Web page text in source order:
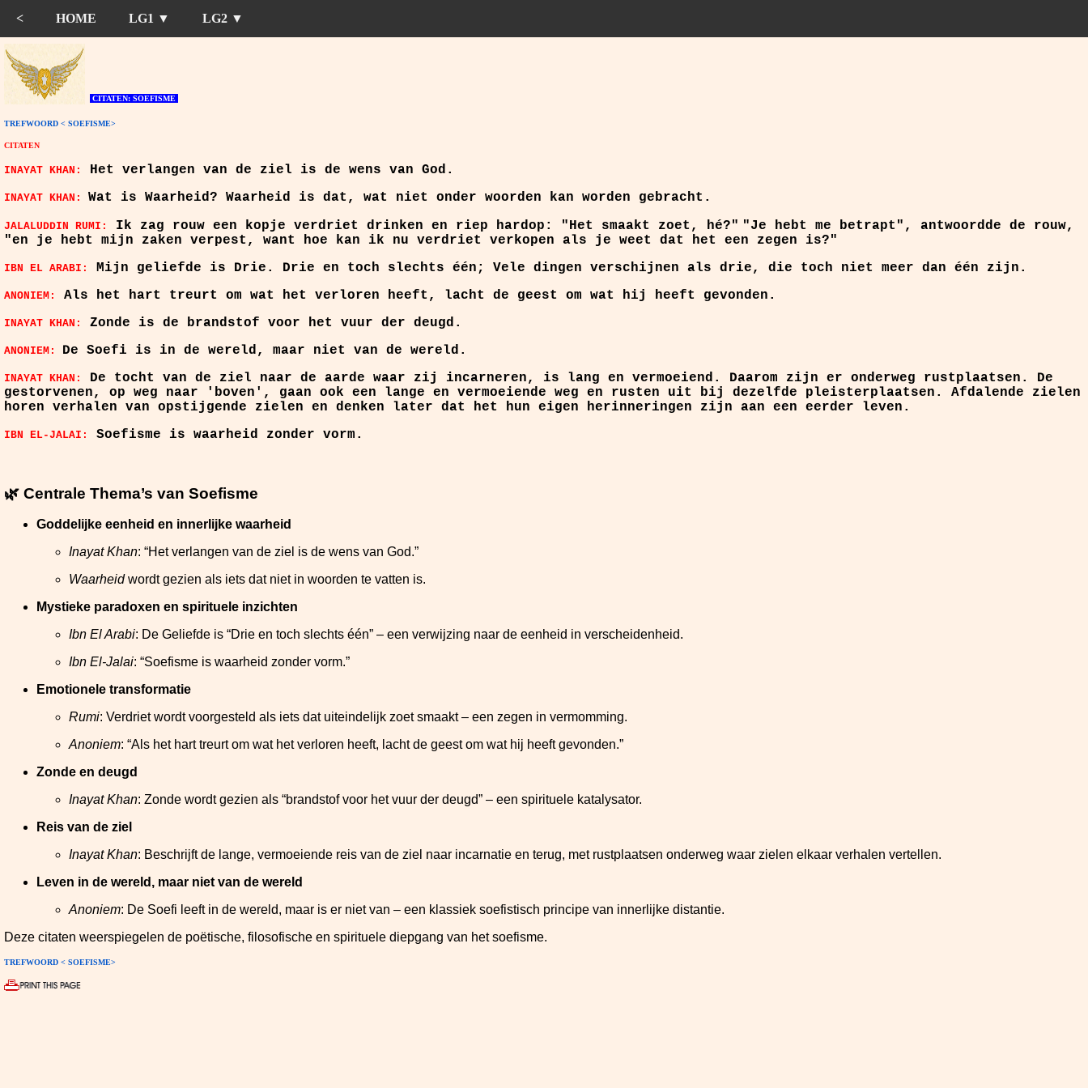
< HOME LG1 ▼ LG2 ▼
CITATEN: SOEFISME
TREFWOORD < SOEFISME>
CITATEN
INAYAT KHAN: Het verlangen van de ziel is de wens van God.
INAYAT KHAN: Wat is Waarheid? Waarheid is dat, wat niet onder woorden kan worden gebracht.
JALALUDDIN RUMI: Ik zag rouw een kopje verdriet drinken en riep hardop: "Het smaakt zoet, hé?" "Je hebt me betrapt", antwoordde de rouw,
"en je hebt mijn zaken verpest, want hoe kan ik nu verdriet verkopen als je weet dat het een zegen is?"
IBN EL ARABI: Mijn geliefde is Drie. Drie en toch slechts één; Vele dingen verschijnen als drie, die toch niet meer dan één zijn.
ANONIEM: Als het hart treurt om wat het verloren heeft, lacht de geest om wat hij heeft gevonden.
INAYAT KHAN: Zonde is de brandstof voor het vuur der deugd .
ANONIEM: De Soefi is in de wereld, maar niet van de wereld.
INAYAT KHAN:
De tocht van de ziel naar de aarde waar zij incarneren, is lang en vermoeiend. Daarom zijn er onderweg rustplaatsen. De
gestorvenen, op weg naar 'boven', gaan ook een lange en vermoeiende weg en rusten uit bij dezelfde pleisterplaatsen. Afdalende zielen
horen verhalen van opstijgende zielen en denken later dat het hun eigen herinneringen zijn aan een eerder leven.
IBN EL-JALAI: Soefisme is waarheid zonder vorm.
🌿 Centrale Thema’s van Soefisme
Goddelijke eenheid en innerlijke waarheid
Inayat Khan: “Het verlangen van de ziel is de wens van God.”
Waarheidwordt gezien als iets dat niet in woorden te vatten is.
Mystieke paradoxen en spirituele inzichten
Ibn El Arabi: De Geliefde is “Drie en toch slechts één” – een verwijzing naar de eenheid in verscheidenheid.
Ibn El-Jalai: “Soefisme is waarheid zonder vorm.”
Emotionele transformatie
Rumi: Verdriet wordt voorgesteld als iets dat uiteindelijk zoet smaakt – een zegen in vermomming.
Anoniem: “Als het hart treurt om wat het verloren heeft, lacht de geest om wat hij heeft gevonden.”
Zonde en deugd
Inayat Khan: Zonde wordt gezien als “brandstof voor het vuur der deugd” – een spirituele katalysator.
Reis van de ziel
Inayat Khan: Beschrijft de lange, vermoeiende reis van de ziel naar incarnatie en terug, met rustplaatsen onderweg waar zielen elkaar verhalen vertellen.
Leven in de wereld, maar niet van de wereld
Anoniem: De Soefi leeft in de wereld, maar is er niet van – een klassiek soefistisch principe van innerlijke distantie.
Deze citaten weerspiegelen de poëtische, filosofische en spirituele diepgang van het soefisme.
TREFWOORD < SOEFISME>